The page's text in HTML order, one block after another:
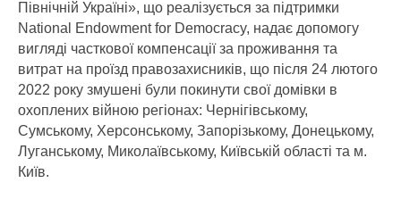
Північній Україні», що реалізується за підтримки
National Endowment for Democracy, надає допомогу
вигляді часткової компенсації за проживання та
витрат на проїзд правозахисників, що після 24 лютого
2022 року змушені були покинути свої домівки в
охоплених війною регіонах: Чернігівському,
Сумському, Херсонському, Запорізькому, Донецькому,
Луганському, Миколаївському, Київській області та м.
Київ.